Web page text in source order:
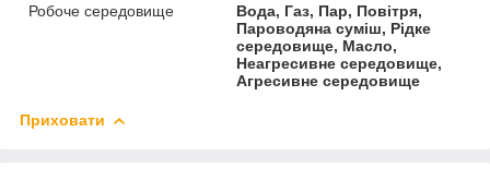
Робоче середовище
Вода, Газ, Пар, Повітря,
Пароводяна суміш, Рідке
середовище, Масло,
Неагресивне середовище,
Агресивне середовище
Приховати